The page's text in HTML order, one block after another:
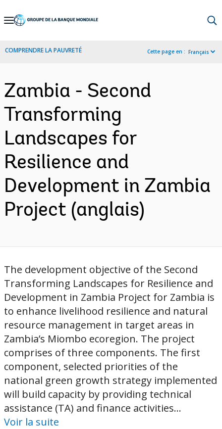
Skip
Navigation
COMPRENDRE LA PAUVRETÉ Cette page en : Français
Zambia - Second
Transforming
Landscapes for
Resilience and
Development in Zambia
Project (anglais)
The development objective of the Second
Transforming Landscapes for Resilience and
Development in Zambia Project for Zambia is
to enhance livelihood resilience and natural
resource management in target areas in
Zambia’s Miombo ecoregion. The project
comprises of three components. The first
component, selected priorities of the
national green growth strategy implemented
will build capacity by providing technical
assistance (TA) and finance activities...
Voir la suite